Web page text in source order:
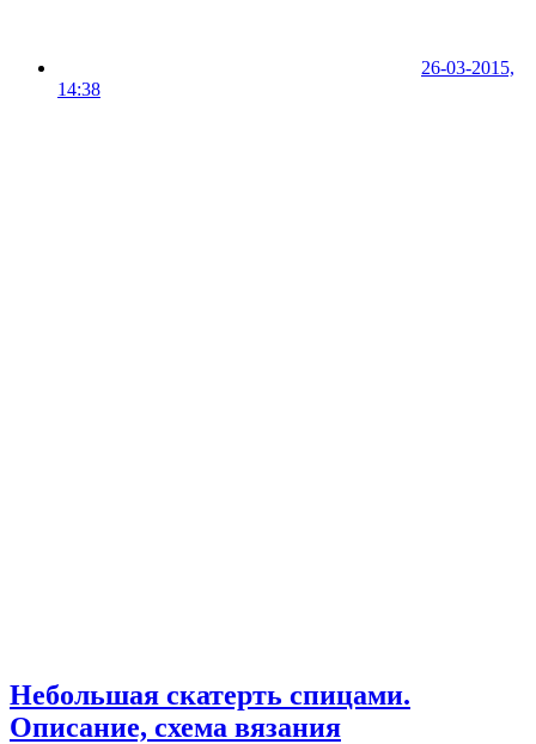
26-03-2015,
14:38
Небольшая скатерть спицами.
Описание, схема вязания